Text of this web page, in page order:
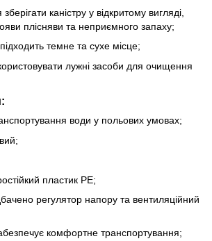
каністру у відкритому вигляді,
плісняви та неприємного запаху;
темне та сухе місце;
лужні засоби для очищення
води у польових умовах;
пластик PE;
регулятор напору та вентиляційний
комфортне транспортування;